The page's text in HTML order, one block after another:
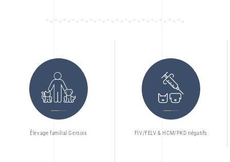
Élevage familial Gersois FIV/FELV & HCM/PKD négatifs